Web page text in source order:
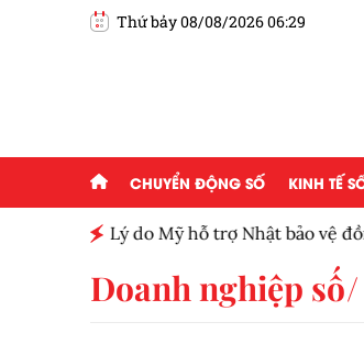
Thứ bảy 08/08/2026 06:29
CHUYỂN ĐỘNG SỐ KINH TẾ
Lý do Mỹ hỗ trợ Nhật bảo vệ
Doanh nghiệp số